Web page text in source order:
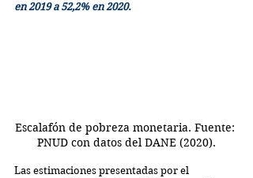
en 2019 a 52,2% en 2020.
Escalafón de pobreza monetaria. Fuente:
PNUD con datos del DANE (2020).
Las estimaciones presentadas por el